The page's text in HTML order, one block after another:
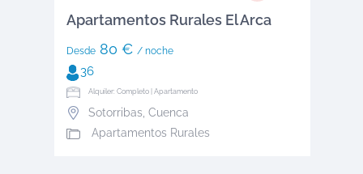
Apartamentos Rurales El Arca
Desde80 € / noche
36
Alquiler: Completo | Apartamento
Sotorribas, Cuenca
Apartamentos Rurales